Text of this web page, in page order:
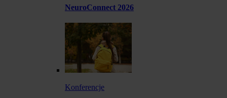
NeuroConnect 2026
Konferencje